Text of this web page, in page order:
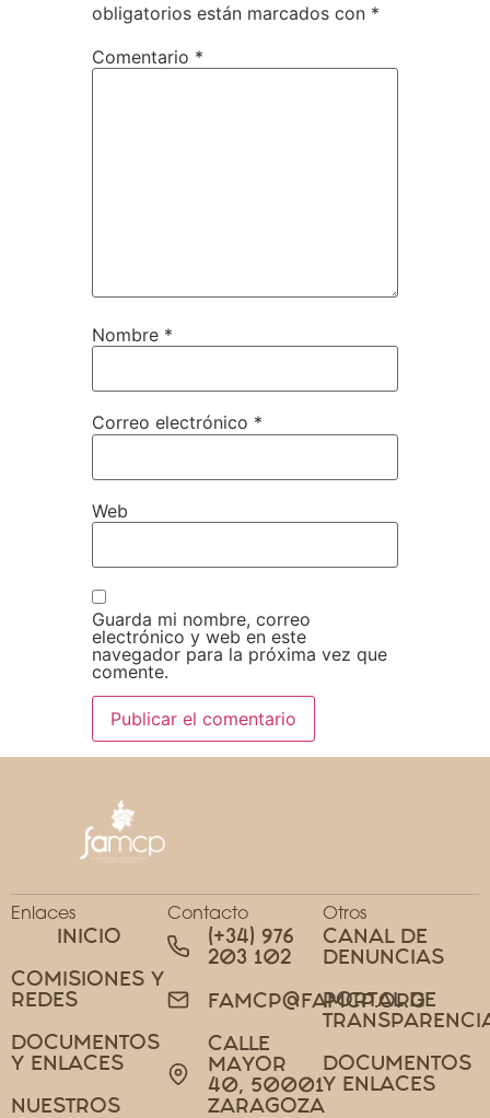
obligatorios están marcados con *
Comentario *
Nombre *
Correo electrónico *
Web
Guarda mi nombre, correo
electrónico y web en este
navegador para la próxima vez que
comente.
Enlaces
INICIO
COMISIONES Y
REDES
DOCUMENTOS
Y ENLACES
NUESTROS
Contacto
(+34) 976
203 102
FAMCP@FAMCP.ORG
CALLE
MAYOR
40, 50001
ZARAGOZA
Otros
CANAL DE
DENUNCIAS
PORTAL DE
DOCUMENTOS
Y ENLACES